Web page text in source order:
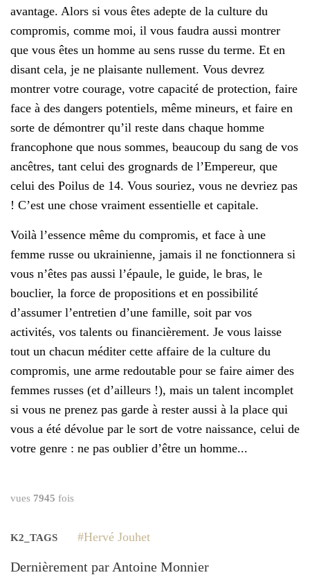
avantage. Alors si vous êtes adepte de la culture du
compromis, comme moi, il vous faudra aussi montrer
que vous êtes un homme au sens russe du terme. Et en
disant cela, je ne plaisante nullement. Vous devrez
montrer votre courage, votre capacité de protection, faire
face à des dangers potentiels, même mineurs, et faire en
sorte de démontrer qu’il reste dans chaque homme
francophone que nous sommes, beaucoup du sang de vos
ancêtres, tant celui des grognards de l’Empereur, que
celui des Poilus de 14. Vous souriez, vous ne devriez pas
! C’est une chose vraiment essentielle et capitale.
Voilà l’essence même du compromis, et face à une
femme russe ou ukrainienne, jamais il ne fonctionnera si
vous n’êtes pas aussi l’épaule, le guide, le bras, le
bouclier, la force de propositions et en possibilité
d’assumer l’entretien d’une famille, soit par vos
activités, vos talents ou financièrement. Je vous laisse
tout un chacun méditer cette affaire de la culture du
compromis, une arme redoutable pour se faire aimer des
femmes russes (et d’ailleurs !), mais un talent incomplet
si vous ne prenez pas garde à rester aussi à la place qui
vous a été dévolue par le sort de votre naissance, celui de
votre genre : ne pas oublier d’être un homme...
vues 7945 fois
K2_TAGS Hervé Jouhet
Dernièrement par Antoine Monnier